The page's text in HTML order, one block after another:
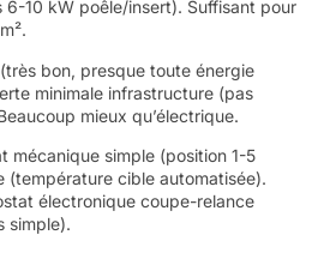
10 kW poêle/insert). Suffisant pour
bon, presque toute énergie
minimale infrastructure (pas
mieux qu’électrique.
mécanique simple (position 1-5
(température cible automatisée).
électronique coupe-relance
simple).